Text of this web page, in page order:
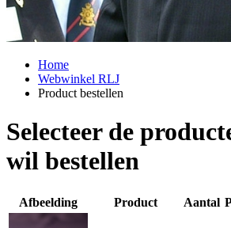
Home
Webwinkel RLJ
Product bestellen
Selecteer de
wil bestellen
Afbeelding Product Aantal